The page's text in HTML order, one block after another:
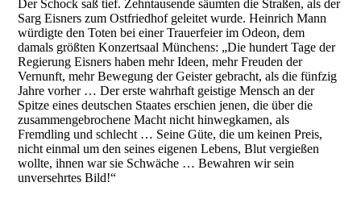
Der Schock saß tief. Zehntausende säumten die Straßen, als der
Sarg Eisners zum Ostfriedhof geleitet wurde. Heinrich Mann
würdigte den Toten bei einer Trauerfeier im Odeon, dem
damals größten Konzertsaal Münchens: „Die hundert Tage der
Regierung Eisners haben mehr Ideen, mehr Freuden der
Vernunft, mehr Bewegung der Geister gebracht, als die fünfzig
Jahre vorher … Der erste wahrhaft geistige Mensch an der
Spitze eines deutschen Staates erschien jenen, die über die
zusammengebrochene Macht nicht hinwegkamen, als
Fremdling und schlecht … Seine Güte, die um keinen Preis,
nicht einmal um den seines eigenen Lebens, Blut vergießen
wollte, ihnen war sie Schwäche … Bewahren wir sein
unversehrtes Bild!“